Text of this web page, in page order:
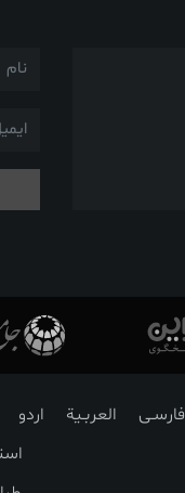
فارسـی العربـیة اردو